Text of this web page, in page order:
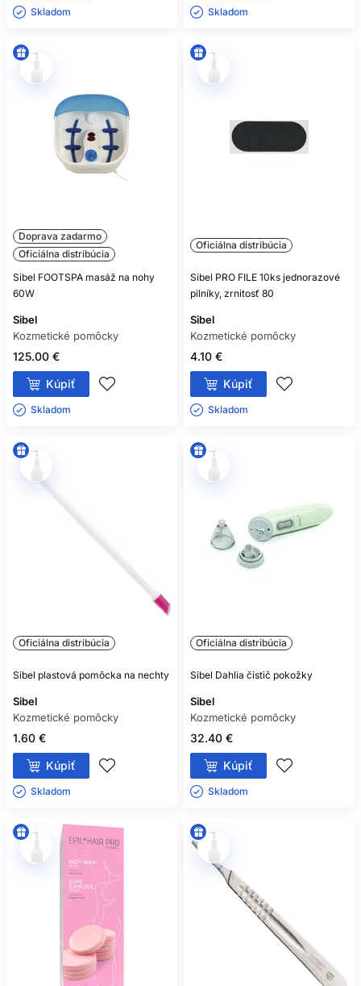
Skladom ㅤ Skladom ㅤ
Doprava zadarmo
Oficiálna distribúcia
Sibel FOOTSPA masáž na nohy
60W
Sibel
Kozmetické pomôcky
125.00 €
Kúpiť
Skladom ㅤ
Oficiálna distribúcia
Sibel PRO FILE 10ks jednorazové
pilníky, zrnitosť 80
Sibel
Kozmetické pomôcky
4.10 €
Kúpiť
Skladom ㅤ
Oficiálna distribúcia
Sibel plastová pomôcka na nechty
Sibel
Kozmetické pomôcky
1.60 €
Kúpiť
Skladom ㅤ
Oficiálna distribúcia
Sibel Dahlia čistič pokožky
Sibel
Kozmetické pomôcky
32.40 €
Kúpiť
Skladom ㅤ